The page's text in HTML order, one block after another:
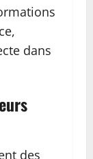
dans
des